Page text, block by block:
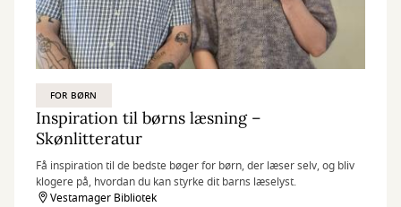
FOR BØRN
Inspiration til børns læsning –
Skønlitteratur
Få inspiration til de bedste bøger for børn, der læser selv, og bliv
klogere på, hvordan du kan styrke dit barns læselyst.
Vestamager Bibliotek